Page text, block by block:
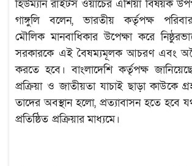
হিউম্যান রাইটস ওয়াচের এশিয়া বিষয়ক
গাঙ্গুলি বলেন, ভারতীয় কর্তৃপক্ষ
মৌলিক মানবাধিকার উপেক্ষা করে
সরকারকে এই বৈষম্যমূলক আচরণ এবং
করতে হবে। বাংলাদেশি কর্তৃপক্ষ
প্রক্রিয়া ও জাতীয়তা যাচাই ছাড়া কাউকে
তাদের অবস্থান হলো, প্রত্যাবাসন হতে হবে
প্রতিষ্ঠিত প্রক্রিয়ার মাধ্যমে।